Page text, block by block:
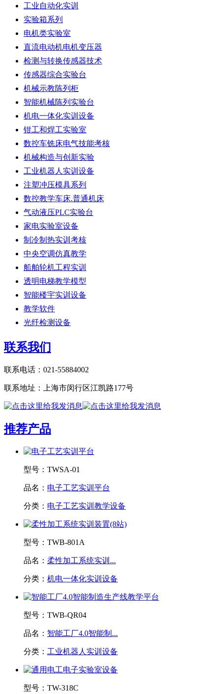
工业自动化实训
实验箱系列
电机类实验室
直流电动机电机变压器
检测与转换传感器技术
传感器综合实验台
机械示教陈列柜
智能机械陈列实验台
机电一体化实训设备
钳工和焊工实验室
数控车铣床电气技能考核
机械构造与创新实验
工业机器人实训设备
注塑冲压模具系列
数控教学车床.普通机床
气动液压PLC实验台
家电实验室设备
制冷制热实训考核
中央空调仿真教学
船舶轮机工程实训
透明电梯教学模型
智能楼宇实训设备
教学软件
光纤检测设备
联系我们
联系电话：021-55884002
联系地址：上海市闵行区江凯路177号
推荐产品
型号： TWSA-01
品名： 电子工艺实训平台
分类： 电子工艺实训教学设备
型号： TWB-801A
品名： 柔性加工系统实训...
分类： 机电一体化实训设备
型号： TWB-QR04
品名： 智能工厂4.0智能制...
分类： 工业机器人实训设备
型号： TW-318C